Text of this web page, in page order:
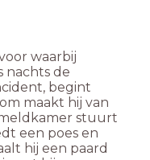
waarbij
nachts de
begint
maakt hij van
stuurt
een poes en
hij een paard